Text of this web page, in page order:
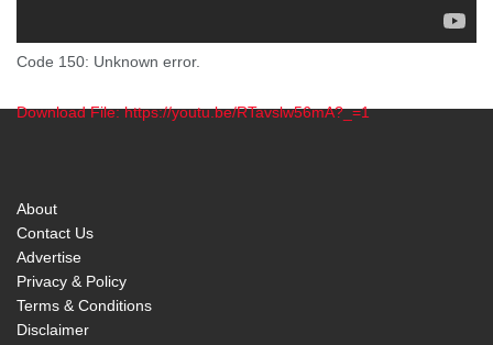
Code 150: Unknown error.
Download File: https://youtu.be/RTavslw56mA?_=1
About
Contact Us
Advertise
Privacy & Policy
Terms & Conditions
Disclaimer